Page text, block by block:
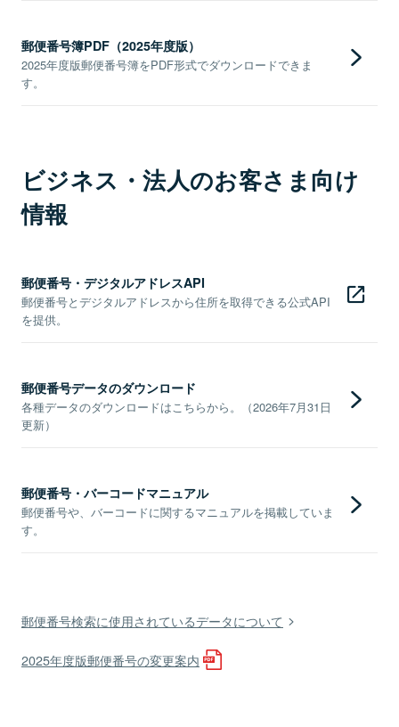
郵便番号簿PDF（2025年度版）
2025年度版郵便番号簿をPDF形式でダウンロードできま
す。
ビジネス・法人のお客さま向け
情報
郵便番号・デジタルアドレスAPI
郵便番号とデジタルアドレスから住所を取得できる公式API
を提供。
郵便番号データのダウンロード
各種データのダウンロードはこちらから。（2026年7月31日
更新）
郵便番号・バーコードマニュアル
郵便番号や、バーコードに関するマニュアルを掲載していま
す。
郵便番号検索に使用されているデータについて
2025年度版郵便番号の変更案内